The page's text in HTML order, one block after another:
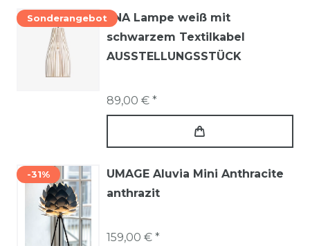
SonderangebotENA Lampe weiß mit
schwarzem Textilkabel
AUSSTELLUNGSSTÜCK
89,00 € *
-31%
UMAGE Aluvia Mini Anthracite
anthrazit
159,00 € *